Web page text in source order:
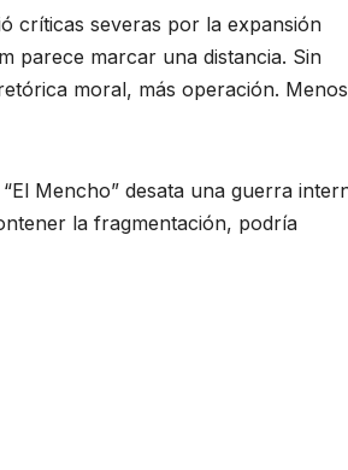
críticas severas por la expansión
parece marcar una distancia. Sin
moral, más operación. Menos
Mencho” desata una guerra
la fragmentación, podría